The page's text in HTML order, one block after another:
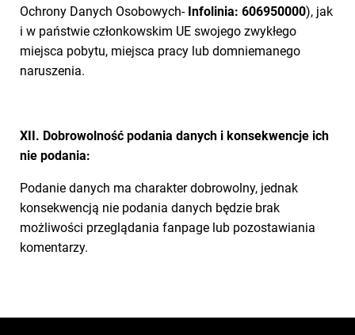
Ochrony Danych Osobowych- Infolinia: 606950000), jak
i w państwie członkowskim UE swojego zwykłego
miejsca pobytu, miejsca pracy lub domniemanego
naruszenia.
XII. Dobrowolność podania danych i konsekwencje ich
nie podania:
Podanie danych ma charakter dobrowolny, jednak
konsekwencją nie podania danych będzie brak
możliwości przeglądania fanpage lub pozostawiania
komentarzy.